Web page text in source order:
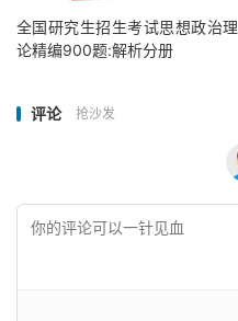
全国研究生招生考试思想政治理
论精编900题:解析分册
评论 抢沙发